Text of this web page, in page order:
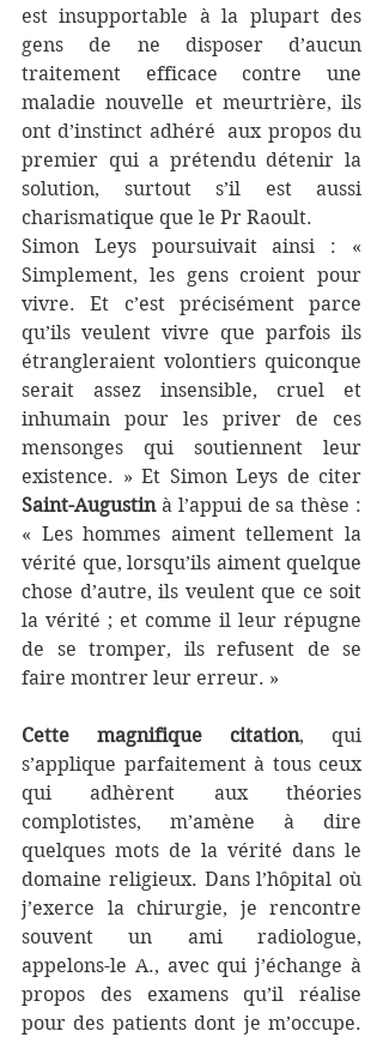
est insupportable à la plupart des
gens de ne disposer d’aucun
traitement efficace contre une
maladie nouvelle et meurtrière, ils
ont d’instinct adhéré  aux propos du
premier qui a prétendu détenir la
solution, surtout s’il est aussi
charismatique que le Pr Raoult.
Simon Leys poursuivait ainsi : «
Simplement, les gens croient pour
vivre. Et c’est précisément parce
qu’ils veulent vivre que parfois ils
étrangleraient volontiers quiconque
serait assez insensible, cruel et
inhumain pour les priver de ces
mensonges qui soutiennent leur
Saint-Augustin à l’appui de sa thèse :
« Les hommes aiment tellement la
vérité que, lorsqu’ils aiment quelque
chose d’autre, ils veulent que ce soit
la vérité ; et comme il leur répugne
de se tromper, ils refusent de se
faire montrer leur erreur. »
Cette magnifique citation, qui
s’applique parfaitement à tous ceux
qui adhèrent aux théories
complotistes, m’amène à dire
quelques mots de la vérité dans le
domaine religieux. Dans l’hôpital où
j’exerce la chirurgie, je rencontre
souvent un ami radiologue,
appelons-le A., avec qui j’échange à
propos des examens qu’il réalise
pour des patients dont je m’occupe.